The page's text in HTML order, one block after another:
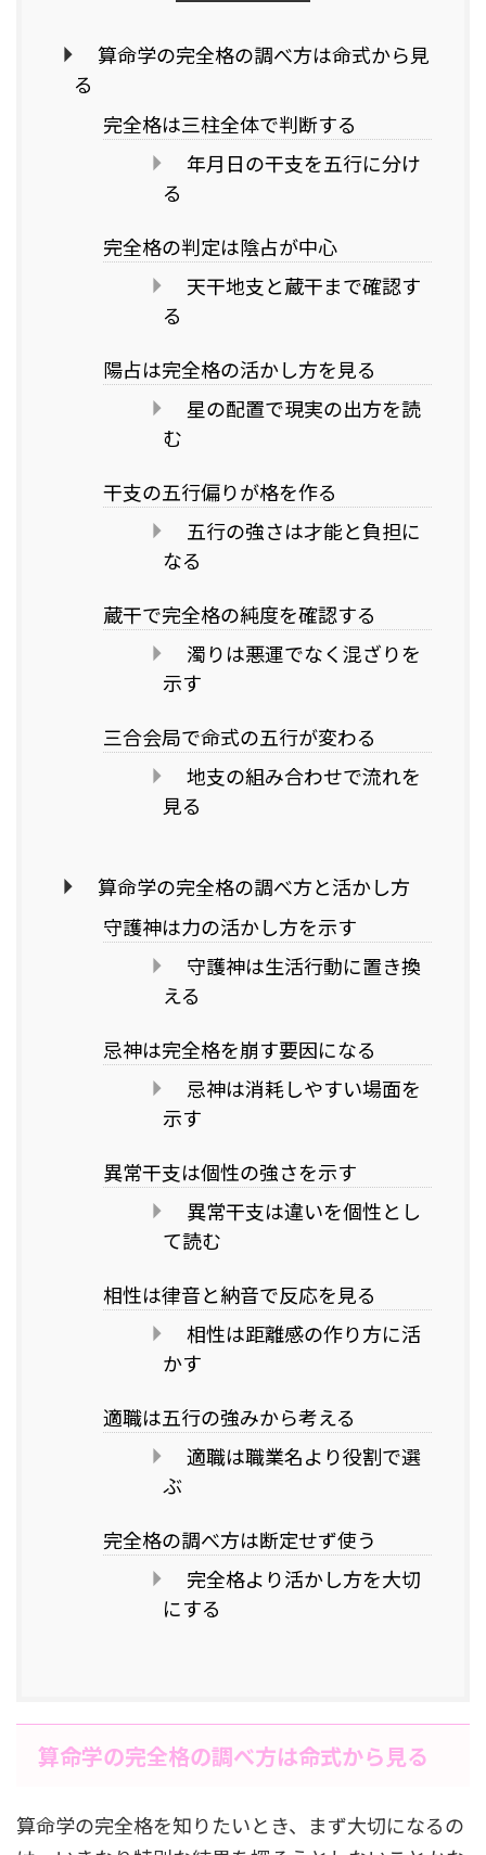
算命学の完全格の調べ方は命式から見
る
完全格は三柱全体で判断する
年月日の干支を五行に分け
る
完全格の判定は陰占が中心
天干地支と蔵干まで確認す
る
陽占は完全格の活かし方を見る
星の配置で現実の出方を読
む
干支の五行偏りが格を作る
五行の強さは才能と負担に
なる
蔵干で完全格の純度を確認する
濁りは悪運でなく混ざりを
示す
三合会局で命式の五行が変わる
地支の組み合わせで流れを
見る
算命学の完全格の調べ方と活かし方
守護神は力の活かし方を示す
守護神は生活行動に置き換
える
忌神は完全格を崩す要因になる
忌神は消耗しやすい場面を
示す
異常干支は個性の強さを示す
異常干支は違いを個性とし
て読む
相性は律音と納音で反応を見る
相性は距離感の作り方に活
かす
適職は五行の強みから考える
適職は職業名より役割で選
ぶ
完全格の調べ方は断定せず使う
完全格より活かし方を大切
にする
算命学の完全格の調べ方は命式から見る
算命学の完全格を知りたいとき、まず大切になるの